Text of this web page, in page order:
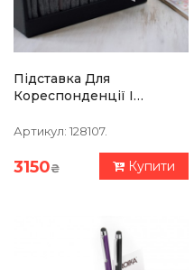
Підставка Для
Кореспонденції І
Артикул: 128107.
3150₴ Купити